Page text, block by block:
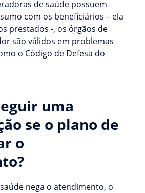
de saúde possuem
com os beneficiários – ela
prestados -, os órgãos de
são válidos em problemas
o Código de Defesa do
uma
se o plano de
o
nega o atendimento, o